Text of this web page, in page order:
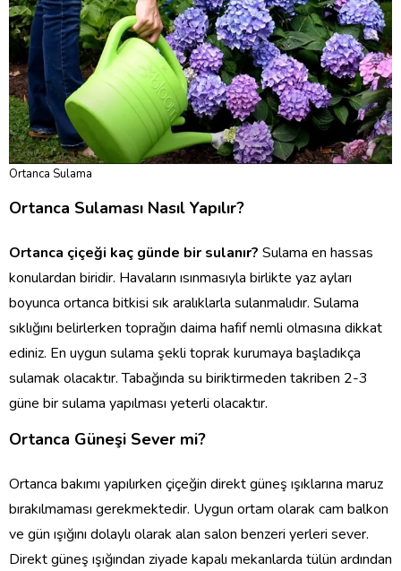
Ortanca Sulama
Ortanca Sulaması Nasıl Yapılır?
Ortanca çiçeği kaç günde bir sulanır? Sulama en hassas
konulardan biridir. Havaların ısınmasıyla birlikte yaz ayları
boyunca ortanca bitkisi sık aralıklarla sulanmalıdır. Sulama
sıklığını belirlerken toprağın daima hafif nemli olmasına dikkat
ediniz. En uygun sulama şekli toprak kurumaya başladıkça
sulamak olacaktır. Tabağında su biriktirmeden takriben 2-3
güne bir sulama yapılması yeterli olacaktır.
Ortanca Güneşi Sever mi?
Ortanca bakımı yapılırken çiçeğin direkt güneş ışıklarına maruz
bırakılmaması gerekmektedir. Uygun ortam olarak cam balkon
ve gün ışığını dolaylı olarak alan salon benzeri yerleri sever.
Direkt güneş ışığından ziyade kapalı mekanlarda tülün ardından